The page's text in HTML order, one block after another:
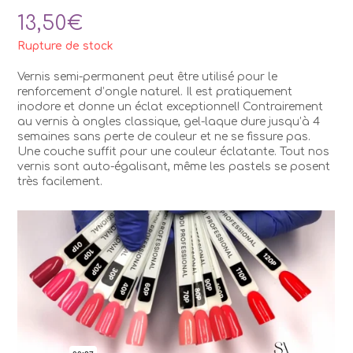
13,50€
Rupture de stock
Vernis semi-permanent peut être utilisé pour le
renforcement d’ongle naturel. Il est pratiquement
inodore et donne un éclat exceptionnel! Contrairement
au vernis à ongles classique, gel-laque dure jusqu’à 4
semaines sans perte de couleur et ne se fissure pas.
Une couche suffit pour une couleur éclatante. Tout nos
vernis sont auto-égalisant, même les pastels se posent
très facilement.